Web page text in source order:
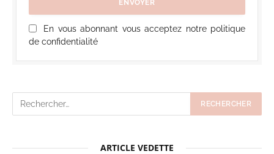
En vous abonnant vous acceptez notre politique
de confidentialité
ARTICLE VEDETTE